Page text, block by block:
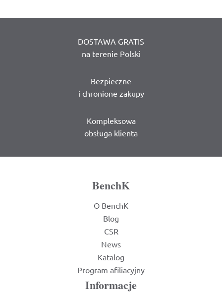
DOSTAWA GRATIS
na terenie Polski
Bezpieczne
i chronione zakupy
Kompleksowa
obsługa klienta
BenchK
O BenchK
Blog
CSR
News
Katalog
Program afiliacyjny
Informacje